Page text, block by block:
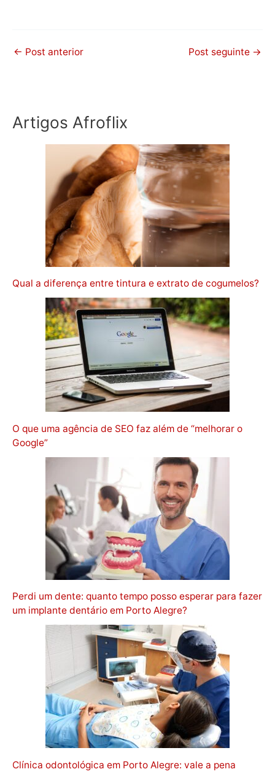
← Post anterior Post seguinte →
Artigos Afroflix
Qual a diferença entre tintura e extrato de cogumelos?
O que uma agência de SEO faz além de “melhorar o
Google”
Perdi um dente: quanto tempo posso esperar para fazer
um implante dentário em Porto Alegre?
Clínica odontológica em Porto Alegre: vale a pena